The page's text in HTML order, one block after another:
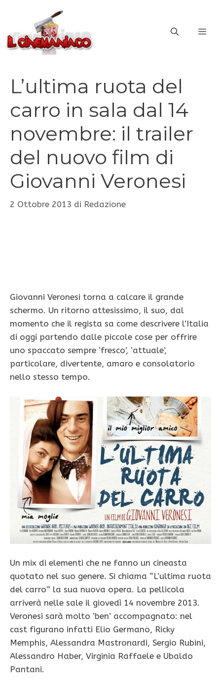
contenuto
L’ultima ruota del
carro in sala dal 14
novembre: il trailer
del nuovo film di
Giovanni Veronesi
2 Ottobre 2013 di Redazione
Giovanni Veronesi torna a calcare il grande
schermo. Un ritorno attesissimo, il suo, dal
momento che il regista sa come descrivere l’Italia
di oggi partendo dalle piccole cose per offrire
uno spaccato sempre ‘fresco’, ‘attuale’,
particolare, divertente, amaro e consolatorio
nello stesso tempo.
Un mix di elementi che ne fanno un cineasta
quotato nel suo genere. Si chiama “L’ultima ruota
del carro” la sua nuova opera. La pellicola
arriverà nelle sale il giovedì 14 novembre 2013.
Veronesi sarà molto ‘ben’ accompagnato: nel
cast figurano infatti Elio Germano, Ricky
Memphis, Alessandra Mastronardi, Sergio Rubini,
Alessandro Haber, Virginia Raffaele e Ubaldo
Pantani.